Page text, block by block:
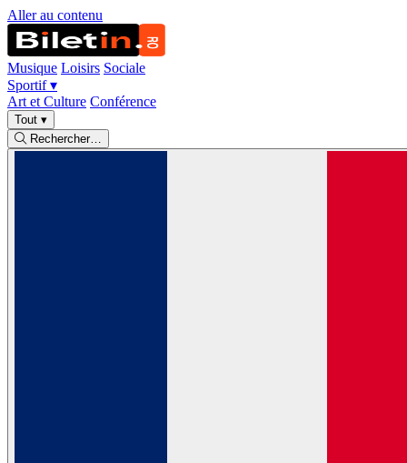
Aller au contenu
Musique Loisirs Sociale
Sportif▾
Art et Culture Conférence
Tout ▾
Rechercher…